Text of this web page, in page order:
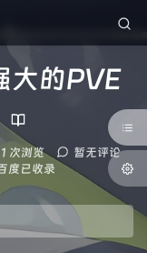
大的PVE
次浏览
暂无评论
度已收录